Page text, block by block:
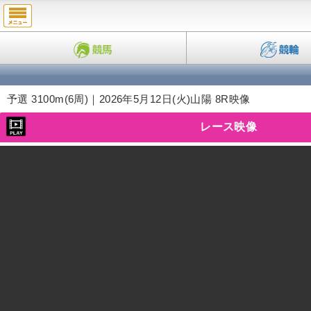
予選 3100m(6周)｜2026年5月12日(火)山陽 8R映像
レース映像